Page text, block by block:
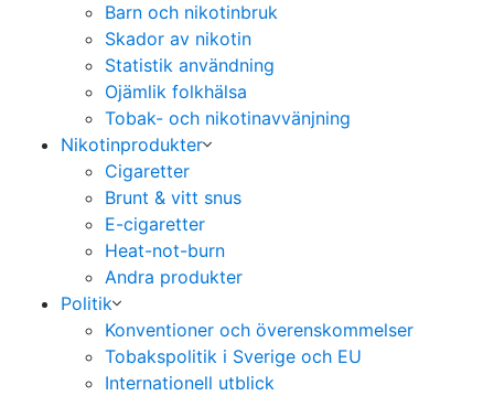
Barn och nikotinbruk
Skador av nikotin
Statistik användning
Ojämlik folkhälsa
Tobak- och nikotinavvänjning
Nikotinprodukter
Cigaretter
Brunt & vitt snus
E-cigaretter
Heat-not-burn
Andra produkter
Politik
Konventioner och överenskommelser
Tobakspolitik i Sverige och EU
Internationell utblick